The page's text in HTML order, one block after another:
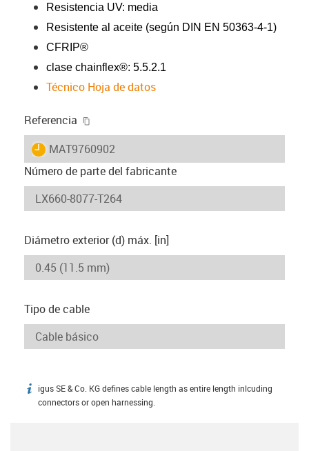
Resistencia UV: media
Resistente al aceite (según DIN EN 50363-4-1)
CFRIP®
clase chainflex®: 5.5.2.1
Técnico Hoja de datos
Referencia
igus-icon-lieferzeit
MAT9760902
Número de parte del fabricante
Diámetro exterior (d) máx. [in]
Tipo de cable
igus-icon-info
igus SE & Co. KG defines cable length as entire length inlcuding
connectors or open harnessing.